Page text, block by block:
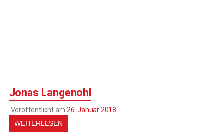
Jonas Langenohl
Veröffentlicht am 26. Januar 2018
WEITERLESEN